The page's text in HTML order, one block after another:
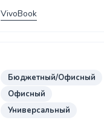
Коврики
VivoBook
Бюджетный/Офисный
Офисный
Универсальный